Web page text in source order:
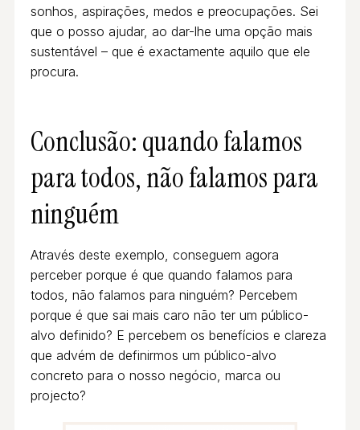
sonhos, aspirações, medos e preocupações. Sei
que o posso ajudar, ao dar-lhe uma opção mais
sustentável – que é exactamente aquilo que ele
procura.
Conclusão: quando falamos
para todos, não falamos para
ninguém
Através deste exemplo, conseguem agora
perceber porque é que quando falamos para
todos, não falamos para ninguém? Percebem
porque é que sai mais caro não ter um público-
alvo definido? E percebem os benefícios e clareza
que advém de definirmos um público-alvo
concreto para o nosso negócio, marca ou
projecto?